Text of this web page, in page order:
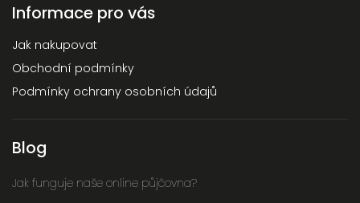
Informace pro vás
Jak nakupovat
Obchodní podmínky
Podmínky ochrany osobních údajů
Blog
Jak funguje naše online půjčovna?